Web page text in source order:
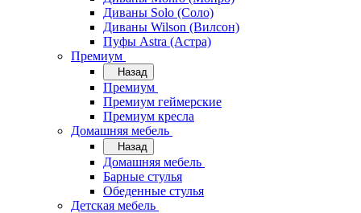
Диваны Solo (Соло)
Диваны Wilson (Вилсон)
Пуфы Astra (Астра)
Премиум
Назад
Премиум
Премиум геймерские
Премиум кресла
Домашняя мебель
Назад
Домашняя мебель
Барные стулья
Обеденные стулья
Детская мебель